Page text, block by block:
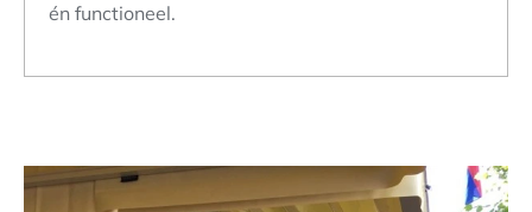
én functioneel.